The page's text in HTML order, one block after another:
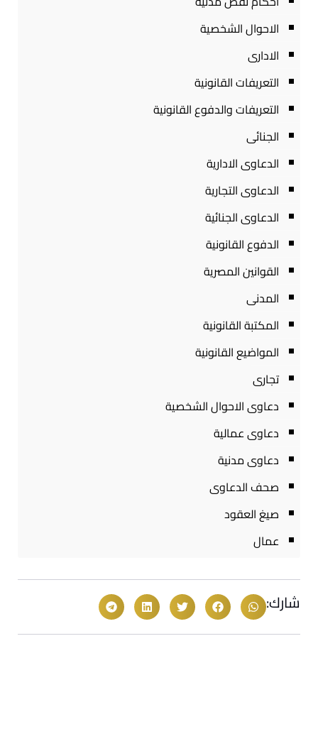
الاحوال الشخصية
الادارى
التعريفات القانونية
التعريفات والدفوع القانونية
الجنائى
الدعاوى الادارية
الدعاوى التجارية
الدعاوى الجنائية
الدفوع القانونية
القوانين المصرية
المدنى
المكتبة القانونية
المواضيع القانونية
تجارى
دعاوى الاحوال الشخصية
دعاوى عمالية
دعاوى مدنية
صحف الدعاوى
صيغ العقود
عمال
شارك: